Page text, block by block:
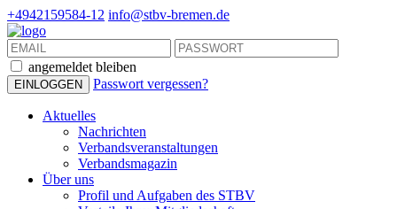
+4942159584-12 info@stbv-bremen.de
angemeldet bleiben
Passwort vergessen?
Aktuelles
Nachrichten
Verbandsveranstaltungen
Verbandsmagazin
Über uns
Profil und Aufgaben des STBV